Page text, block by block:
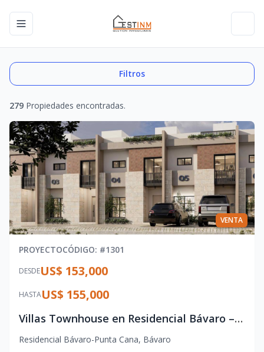
Toggle navigation menu
Filtros
279 Propiedades encontradas.
VENTA
PROYECTOCÓDIGO: #1301
DESDEUS$ 153,000
HASTAUS$ 155,000
Villas Townhouse en Residencial Bávaro – Punta Cana con Jacuzzi y Terraza
Residencial Bávaro-Punta Cana, Bávaro